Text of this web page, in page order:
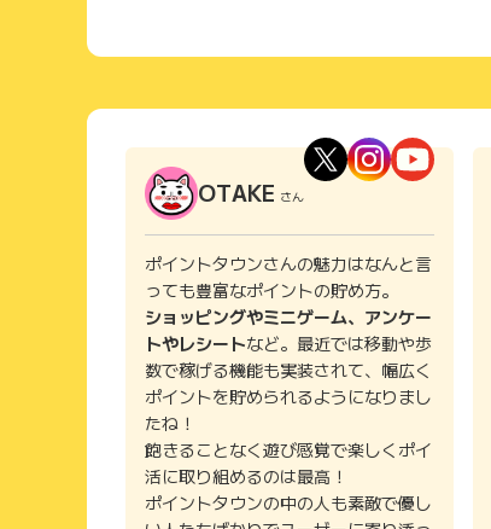
OTAKE さん
ポイントタウンさんの魅力はなんと言
っても豊富なポイントの貯め方。
ショッピングやミニゲーム、アンケー
トやレシートなど。最近では移動や歩
数で稼げる機能も実装されて、幅広く
ポイントを貯められるようになりまし
たね！
飽きることなく遊び感覚で楽しくポイ
活に取り組めるのは最高！
ポイントタウンの中の人も素敵で優し